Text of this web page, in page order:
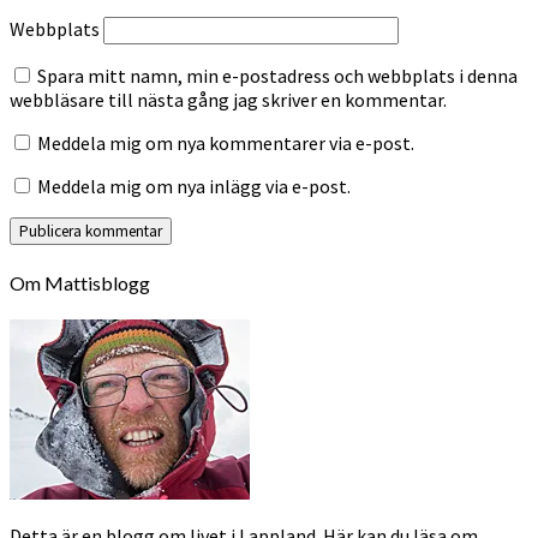
Webbplats
Spara mitt namn, min e-postadress och webbplats i denna
webbläsare till nästa gång jag skriver en kommentar.
Meddela mig om nya kommentarer via e-post.
Meddela mig om nya inlägg via e-post.
Om Mattisblogg